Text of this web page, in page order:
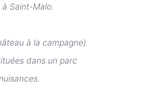
Saint-Malo.
à la campagne)
dans un parc